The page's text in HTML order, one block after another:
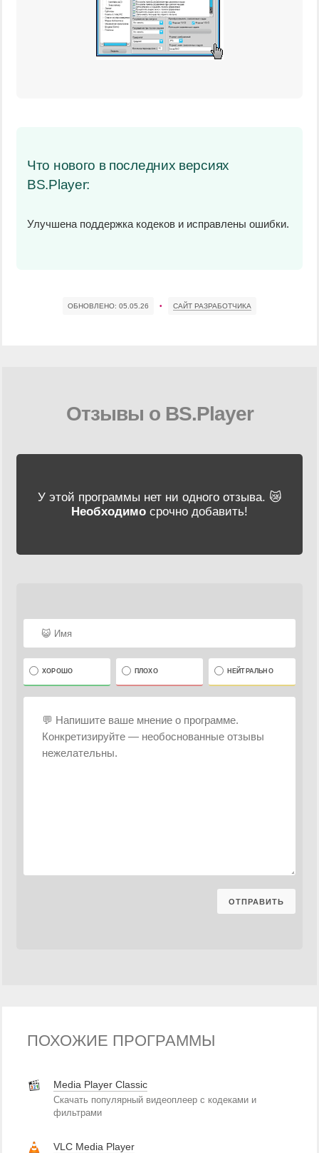
Что нового в последних версиях
BS.Player:
Улучшена поддержка кодеков и исправлены ошибки.
ОБНОВЛЕНО: 05.05.26 • САЙТ РАЗРАБОТЧИКА
Отзывы о BS.Player
У этой программы нет ни одного отзыва. 😿
Необходимо срочно добавить!
ХОРОШО ПЛОХО НЕЙТРАЛЬНО
ПОХОЖИЕ ПРОГРАММЫ
Media Player Classic
Скачать популярный видеоплеер с кодеками и
фильтрами
VLC Media Player